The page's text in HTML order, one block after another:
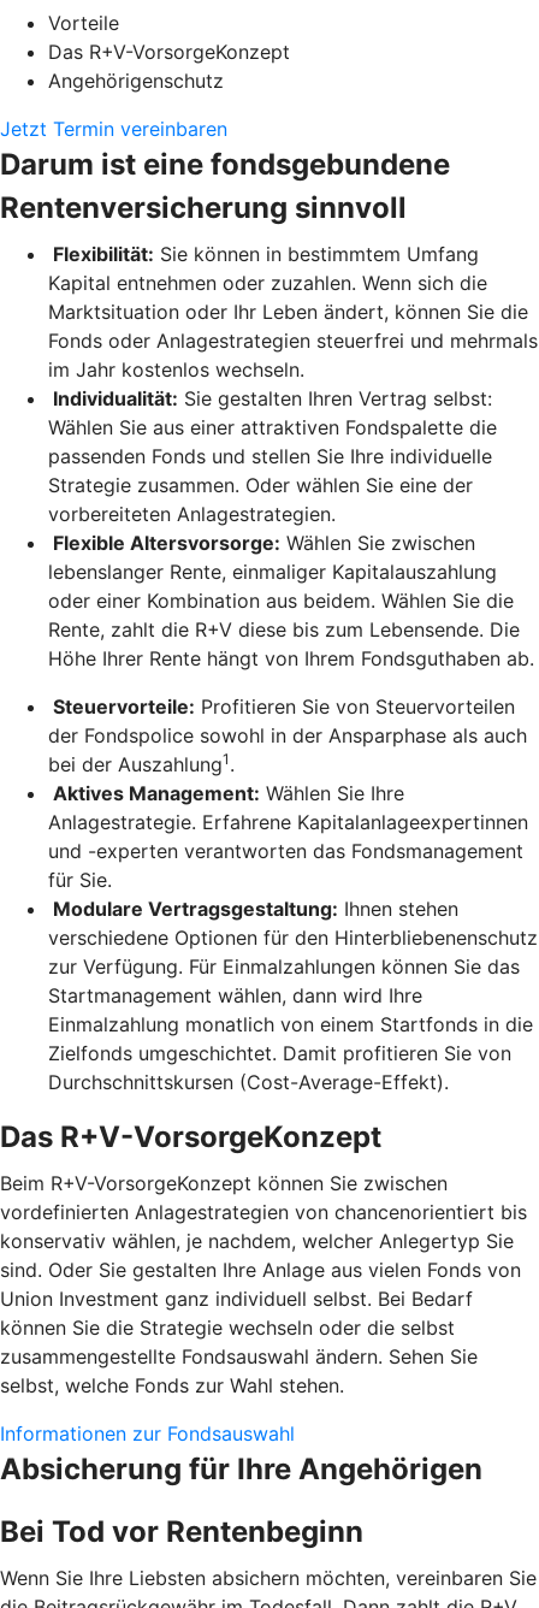
Vorteile
Das R+V-VorsorgeKonzept
Angehörigenschutz
Jetzt Termin vereinbaren
Darum ist eine fondsgebundene
Rentenversicherung sinnvoll
Flexibilität: Sie können in bestimmtem Umfang
Kapital entnehmen oder zuzahlen. Wenn sich die
Marktsituation oder Ihr Leben ändert, können Sie die
Fonds oder Anlagestrategien steuerfrei und mehrmals
im Jahr kostenlos wechseln.
Individualität: Sie gestalten Ihren Vertrag selbst:
Wählen Sie aus einer attraktiven Fondspalette die
passenden Fonds und stellen Sie Ihre individuelle
Strategie zusammen. Oder wählen Sie eine der
vorbereiteten Anlagestrategien.
Flexible Altersvorsorge: Wählen Sie zwischen
lebenslanger Rente, einmaliger Kapitalauszahlung
oder einer Kombination aus beidem. Wählen Sie die
Rente, zahlt die R+V diese bis zum Lebensende. Die
Höhe Ihrer Rente hängt von Ihrem Fondsguthaben ab.
Steuervorteile: Profitieren Sie von Steuervorteilen
der Fondspolice sowohl in der Ansparphase als auch
bei der Auszahlung1 .
Aktives Management: Wählen Sie Ihre
Anlagestrategie. Erfahrene Kapitalanlageexpertinnen
und -experten verantworten das Fondsmanagement
für Sie.
Modulare Vertragsgestaltung: Ihnen stehen
verschiedene Optionen für den Hinterbliebenenschutz
zur Verfügung. Für Einmalzahlungen können Sie das
Startmanagement wählen, dann wird Ihre
Einmalzahlung monatlich von einem Startfonds in die
Zielfonds umgeschichtet. Damit profitieren Sie von
Durchschnittskursen (Cost-Average-Effekt).
Das R+V-VorsorgeKonzept
Beim R+V-VorsorgeKonzept können Sie zwischen
vordefinierten Anlagestrategien von chancenorientiert bis
konservativ wählen, je nachdem, welcher Anlegertyp Sie
sind. Oder Sie gestalten Ihre Anlage aus vielen Fonds von
Union Investment ganz individuell selbst. Bei Bedarf
können Sie die Strategie wechseln oder die selbst
zusammengestellte Fondsauswahl ändern. Sehen Sie
selbst, welche Fonds zur Wahl stehen.
Informationen zur Fondsauswahl
Absicherung für Ihre Angehörigen
Bei Tod vor Rentenbeginn
Wenn Sie Ihre Liebsten absichern möchten, vereinbaren Sie